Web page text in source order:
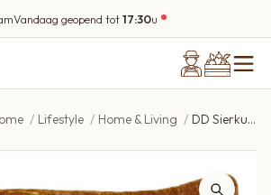
Vandaag geopend tot17:30u
Lifestyle Home & Living DD Sierkussen Lewy 45×45 cm Chai Tea